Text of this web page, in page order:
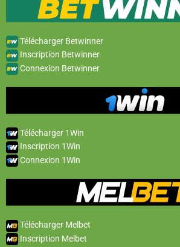
Télécharger Betwinner
Inscription Betwinner
Connexion Betwinner
Télécharger 1Win
Inscription 1Win
Connexion 1Win
Télécharger Melbet
Inscription Melbet